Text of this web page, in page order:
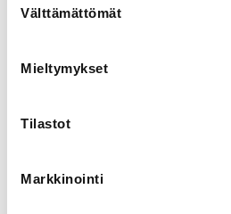
valinta
Välttämättömät
Mieltymykset
Tilastot
Markkinointi
Urheilijat voivat tehdä
Voit tehdä sarjanvaihdon yhden
Voit myös perua
ilmoittautumiseni koko kilpailuun.